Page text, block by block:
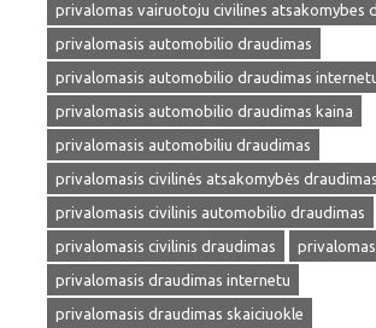
privalomas vairuotoju civilines atsakomybes
privalomasis automobilio draudimas
privalomasis automobilio draudimas
privalomasis automobilio draudimas kaina
privalomasis automobiliu draudimas
privalomasis civilinės atsakomybės draudimas
privalomasis civilinis automobilio draudimas
privalomasis civilinis draudimas
privalomasis draudimas internetu
privalomasis draudimas skaiciuokle